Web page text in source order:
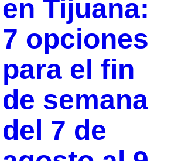
en Tijuana:
7 opciones
para el fin
de semana
del 7 de